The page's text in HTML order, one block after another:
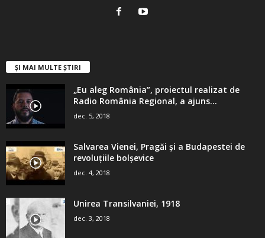
ȘI MAI MULTE ȘTIRI
„Eu aleg România”, proiectul realizat de
Radio România Regional, a ajuns...
dec. 5, 2018
Salvarea Vienei, Pragăi şi a Budapestei de
revoluţiile bolşevice
dec. 4, 2018
Unirea Transilvaniei, 1918
dec. 3, 2018